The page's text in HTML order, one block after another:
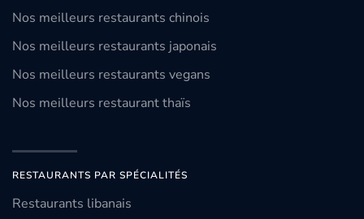
Nos meilleurs restaurants chinois
Nos meilleurs restaurants japonais
Nos meilleurs restaurants vegans
Nos meilleurs restaurant thaïs
RESTAURANTS PAR SPÉCIALITÉS
Restaurants libanais